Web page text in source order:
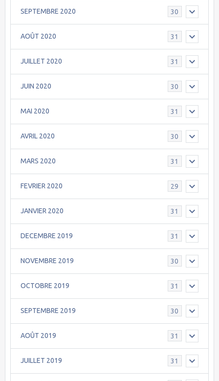
SEPTEMBRE 2020 30
AOÛT 2020 31
JUILLET 2020 31
JUIN 2020 30
MAI 2020 31
AVRIL 2020 30
MARS 2020 31
FEVRIER 2020 29
JANVIER 2020 31
DECEMBRE 2019 31
NOVEMBRE 2019 30
OCTOBRE 2019 31
SEPTEMBRE 2019 30
AOÛT 2019 31
JUILLET 2019 31